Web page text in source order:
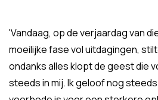
'Vandaag, op de verjaardag van
moeilijke fase vol uitdagingen,
ondanks alles klopt de geest die
steeds in mij. Ik geloof nog